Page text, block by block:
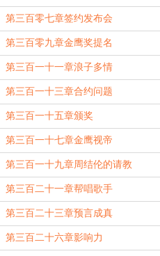
第三百零七章签约发布会
第三百零九章金鹰奖提名
第三百一十一章浪子多情
第三百一十三章合约问题
第三百一十五章颁奖
第三百一十七章金鹰视帝
第三百一十九章周结伦的请教
第三百二十一章帮唱歌手
第三百二十三章预言成真
第三百二十六章影响力